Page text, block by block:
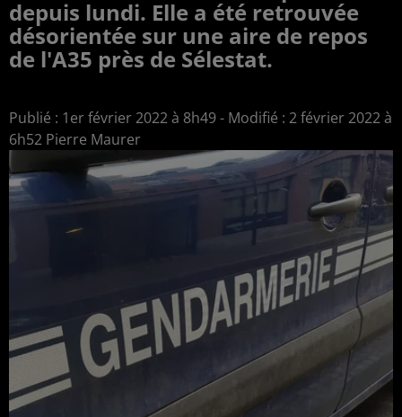
depuis lundi. Elle a été retrouvée
désorientée sur une aire de repos
de l'A35 près de Sélestat.
Publié : 1er février 2022 à 8h49 - Modifié : 2 février 2022 à
6h52 Pierre Maurer